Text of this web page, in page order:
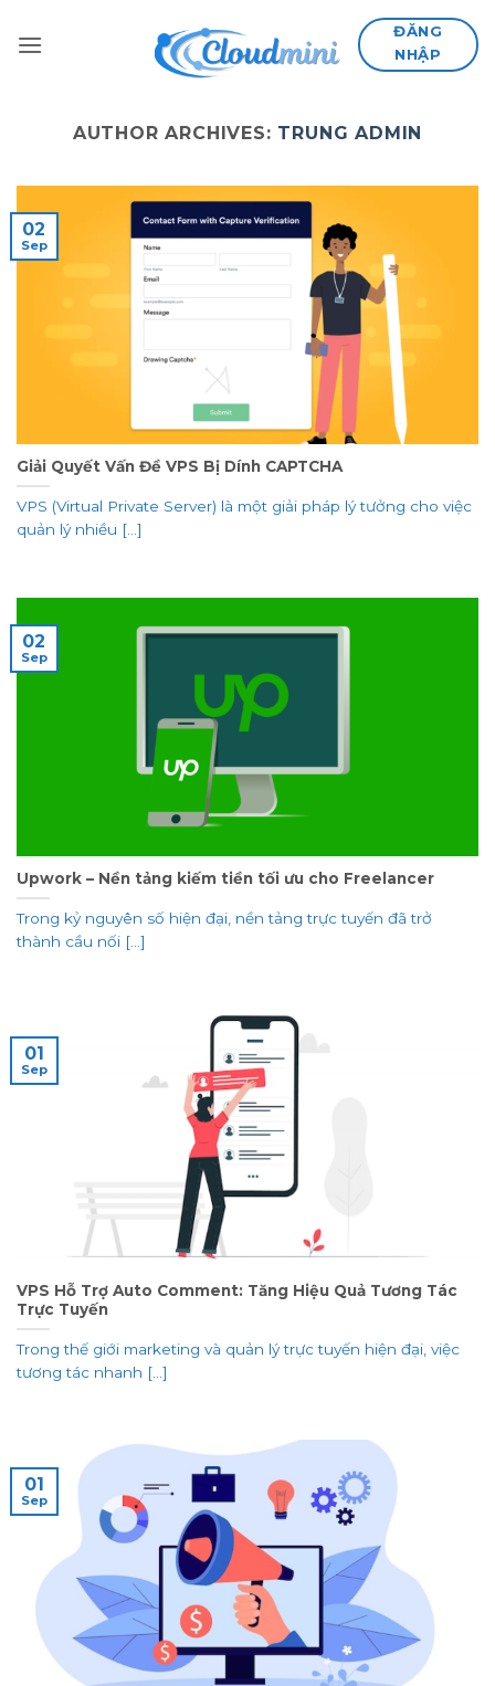
ĐĂNG
NHẬP
AUTHOR ARCHIVES: TRUNG ADMIN
Giải Quyết Vấn Đề VPS Bị Dính CAPTCHA
VPS (Virtual Private Server) là một giải pháp lý tưởng cho việc
quản lý nhiều [...]
02
Sep
Upwork – Nền tảng kiếm tiền tối ưu cho Freelancer
Trong kỷ nguyên số hiện đại, nền tảng trực tuyến đã trở
thành cầu nối [...]
02
Sep
VPS Hỗ Trợ Auto Comment: Tăng Hiệu Quả Tương Tác
Trực Tuyến
Trong thế giới marketing và quản lý trực tuyến hiện đại, việc
tương tác nhanh [...]
01
Sep
01
Sep